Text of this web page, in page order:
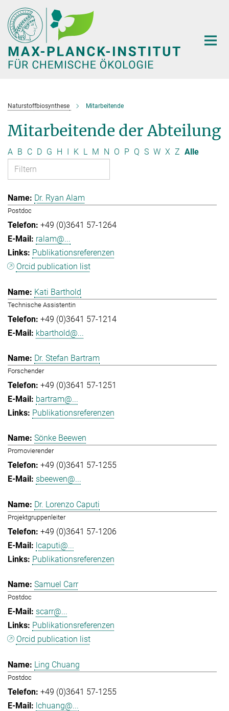
Hauptinhalt
Naturstoffbiosynthese Mitarbeitende
Mitarbeitende der Abteilung
A B C D G H I K L M N O P Q S W X Z Alle
Dr. Ryan Alam
Postdoc
+49 (0)3641 57-1264
ralam@...
Publikationsreferenzen
Orcid publication list
Kati Barthold
Technische Assistentin
+49 (0)3641 57-1214
kbarthold@...
Dr. Stefan Bartram
Forschender
+49 (0)3641 57-1251
bartram@...
Publikationsreferenzen
Sönke Beewen
Promovierender
+49 (0)3641 57-1255
sbeewen@...
Dr. Lorenzo Caputi
Projektgruppenleiter
+49 (0)3641 57-1206
lcaputi@...
Publikationsreferenzen
Samuel Carr
Postdoc
scarr@...
Publikationsreferenzen
Orcid publication list
Ling Chuang
Postdoc
+49 (0)3641 57-1255
lchuang@...